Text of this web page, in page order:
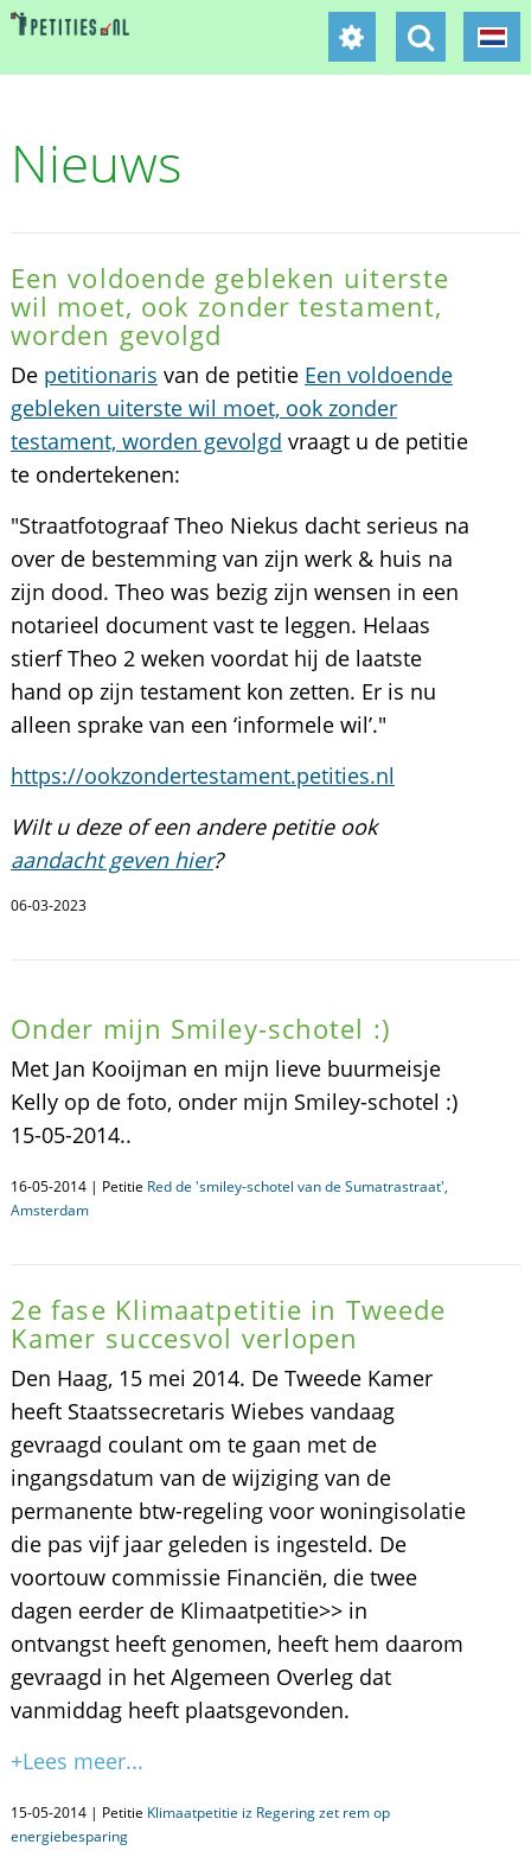
Nieuws
Een voldoende gebleken uiterste
wil moet, ook zonder testament,
worden gevolgd
De petitionaris van de petitie Een voldoende
gebleken uiterste wil moet, ook zonder
testament, worden gevolgd vraagt u de petitie
te ondertekenen:
"Straatfotograaf Theo Niekus dacht serieus na
over de bestemming van zijn werk & huis na
zijn dood. Theo was bezig zijn wensen in een
notarieel document vast te leggen. Helaas
stierf Theo 2 weken voordat hij de laatste
hand op zijn testament kon zetten. Er is nu
alleen sprake van een ‘informele wil’."
https://ookzondertestament.petities.nl
Wilt u deze of een andere petitie ook
aandacht geven hier?
06-03-2023
Onder mijn Smiley-schotel :)
Met Jan Kooijman en mijn lieve buurmeisje
Kelly op de foto, onder mijn Smiley-schotel :)
15-05-2014..
16-05-2014 | Petitie Red de 'smiley-schotel van de Sumatrastraat',
Amsterdam
2e fase Klimaatpetitie in Tweede
Kamer succesvol verlopen
Den Haag, 15 mei 2014. De Tweede Kamer
heeft Staatssecretaris Wiebes vandaag
gevraagd coulant om te gaan met de
ingangsdatum van de wijziging van de
permanente btw-regeling voor woningisolatie
die pas vijf jaar geleden is ingesteld. De
voortouw commissie Financiën, die twee
dagen eerder de Klimaatpetitie>> in
ontvangst heeft genomen, heeft hem daarom
gevraagd in het Algemeen Overleg dat
vanmiddag heeft plaatsgevonden.
+Lees meer...
15-05-2014 | Petitie Klimaatpetitie iz Regering zet rem op
energiebesparing